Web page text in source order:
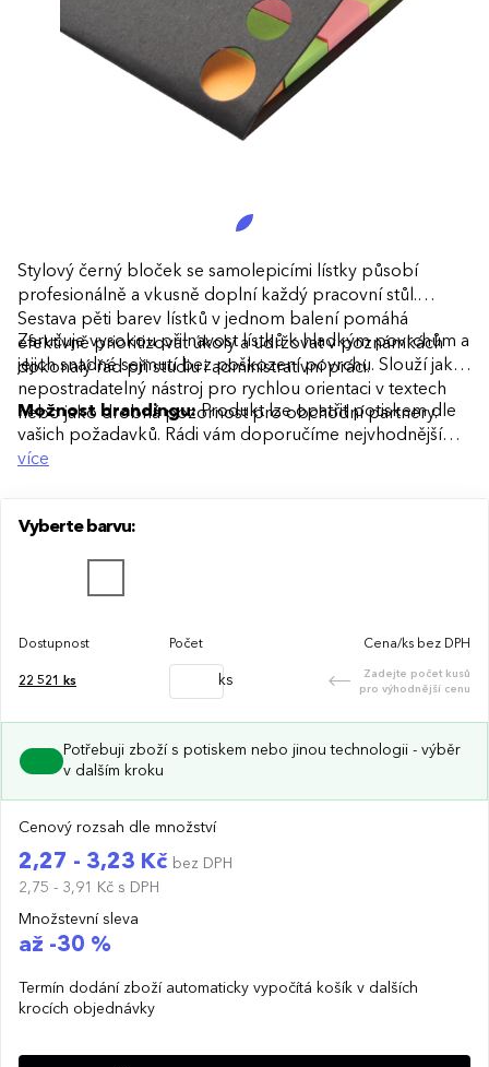
Stylový černý bloček se samolepicími lístky působí
profesionálně a vkusně doplní každý pracovní stůl.
Sestava pěti barev lístků v jednom balení pomáhá
efektivně prioritizovat úkoly a udržovat v poznámkách
dokonalý řád při studiu i administrativní práci.
Zaručuje vysokou přilnavost lístků k hladkým povrchům a
jejich snadné sejmutí bez poškození povrchu. Slouží jako
nepostradatelný nástroj pro rychlou orientaci v textech
nebo jako drobná pozornost pro obchodní partnery.
Možnost brandingu:Produkt lze opatřit potiskem dle
vašich požadavků. Rádi vám doporučíme nejvhodnější
technologii potisku s ohledem na design i váš rozpočet.
více
Vyberte barvu:
Dostupnost Počet Cena/ks bez DPH
22 521 ks ks
Zadejte počet kusů
pro výhodnější cenu
Potřebuji zboží s potiskem nebo jinou technologii - výběr
v dalším kroku
Cenový rozsah dle množství
2,27 - 3,23 Kč bez DPH
2,75 - 3,91 Kč s DPH
Množstevní sleva
až -30 %
Termín dodání zboží automaticky vypočítá košík v dalších
krocích objednávky